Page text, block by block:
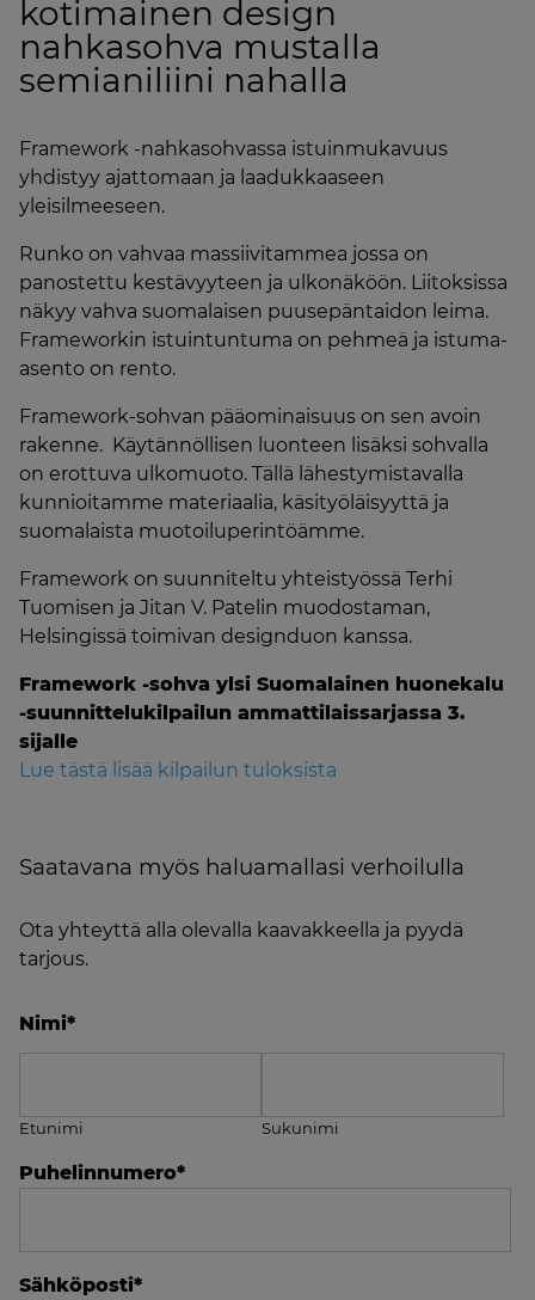
kotimainen design
nahkasohva mustalla
semianiliini nahalla
Framework -nahkasohvassa istuinmukavuus
yhdistyy ajattomaan ja laadukkaaseen
yleisilmeeseen.
Runko on vahvaa massiivitammea jossa on
panostettu kestävyyteen ja ulkonäköön. Liitoksissa
näkyy vahva suomalaisen puusepäntaidon leima.
Frameworkin istuintuntuma on pehmeä ja istuma-
asento on rento.
Framework-sohvan pääominaisuus on sen avoin
rakenne. Käytännöllisen luonteen lisäksi sohvalla
on erottuva ulkomuoto. Tällä lähestymistavalla
kunnioitamme materiaalia, käsityöläisyyttä ja
suomalaista muotoiluperintöämme.
Framework on suunniteltu yhteistyössä Terhi
Tuomisen ja Jitan V. Patelin muodostaman,
Helsingissä toimivan designduon kanssa.
Framework -sohva ylsi Suomalainen huonekalu
-suunnittelukilpailun ammattilaissarjassa 3.
sijalle
Lue tästä lisää kilpailun tuloksista
Saatavana myös haluamallasi verhoilulla
Ota yhteyttä alla olevalla kaavakkeella ja pyydä
tarjous.
Nimi*
Etunimi Sukunimi
Puhelinnumero*
Sähköposti*